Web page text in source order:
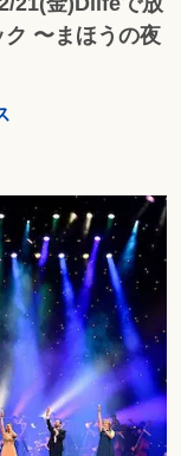
〜まほうの夜